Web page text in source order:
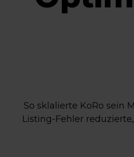
So sklalierte KoRo sein
Listing-Fehler